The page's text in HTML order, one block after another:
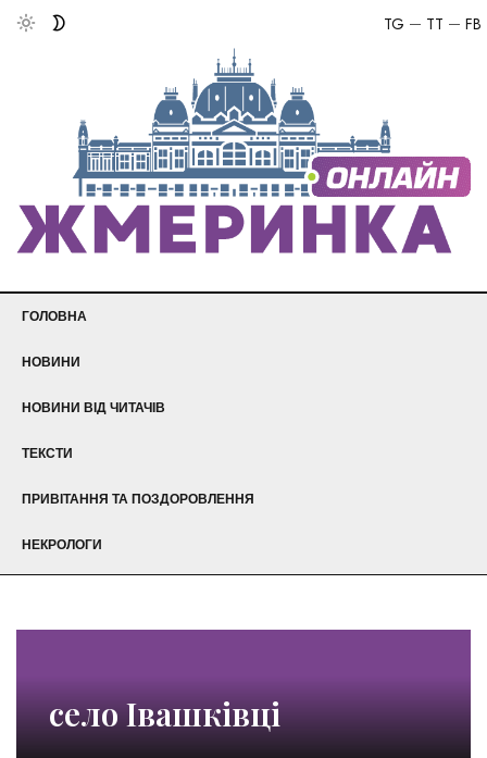
FB
TT
TG
ГОЛОВНА
НОВИНИ
НОВИНИ ВІД ЧИТАЧІВ
ТЕКСТИ
ПРИВІТАННЯ ТА ПОЗДОРОВЛЕННЯ
НЕКРОЛОГИ
село Івашківці